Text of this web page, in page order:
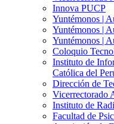
Innova PUCP
Yuntémonos |
Yuntémonos |
Yuntémonos |
Coloquio
Instituto de
Católica del
Dirección de
Vicerrectorado
Instituto de
Facultad de